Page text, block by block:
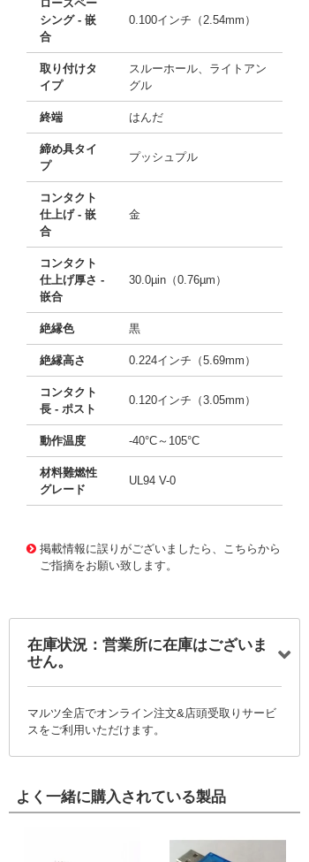
ロースペー
シング - 嵌
合
0.100インチ（2.54mm）
取り付けタ
イプ
スルーホール、ライトアン
グル
終端 はんだ
締め具タイ
プ
プッシュプル
コンタクト
仕上げ - 嵌
合
金
コンタクト
仕上げ厚さ -
嵌合
30.0µin（0.76µm）
絶縁色 黒
絶縁高さ 0.224インチ（5.69mm）
コンタクト
長 - ポスト
0.120インチ（3.05mm）
動作温度 -40°C～105°C
材料難燃性
グレード
UL94 V-0
掲載情報に誤りがございましたら、こちらから
ご指摘をお願い致します。
在庫状況：営業所に在庫はございま
せん。
マルツ全店でオンライン注文&店頭受取りサービ
スをご利用いただけます。
よく一緒に購入されている製品